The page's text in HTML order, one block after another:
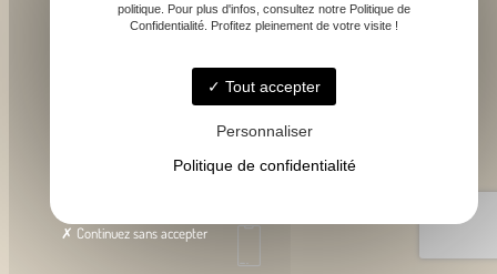
contact@atelierdefelicie.fr
politique. Pour plus d'infos, consultez notre Politique de
Confidentialité. Profitez pleinement de votre visite !
Tout accepter
Personnaliser
Politique de confidentialité
Continuez sans accepter